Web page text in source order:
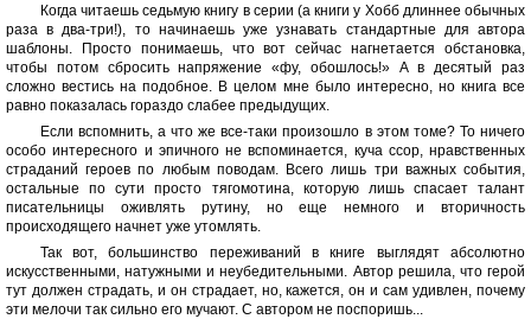
Когда читаешь седьмую книгу в серии (а книги у Хобб длиннее обычных
раза в два-три!), то начинаешь уже узнавать стандартные для автора
шаблоны. Просто понимаешь, что вот сейчас нагнетается обстановка,
чтобы потом сбросить напряжение «фу, обошлось!» А в десятый раз
сложно вестись на подобное. В целом мне было интересно, но книга все
равно показалась гораздо слабее предыдущих.
Если вспомнить, а что же все-таки произошло в этом томе? То ничего
особо интересного и эпичного не вспоминается, куча ссор, нравственных
страданий героев по любым поводам. Всего лишь три важных события,
остальные по сути просто тягомотина, которую лишь спасает талант
писательницы оживлять рутину, но еще немного и вторичность
происходящего начнет уже утомлять.
Так вот, большинство переживаний в книге выглядят абсолютно
искусственными, натужными и неубедительными. Автор решила, что герой
тут должен страдать, и он страдает, но, кажется, он и сам удивлен, почему
эти мелочи так сильно его мучают. С автором не поспоришь...